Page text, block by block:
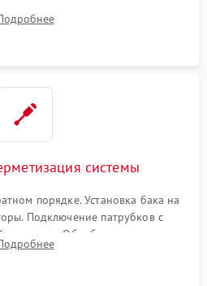
резиновой манжеты.
системы
порядке. Установка бака на
Подключение патрубков с
хомутами. Обработка стыков
возможных протечек воды.